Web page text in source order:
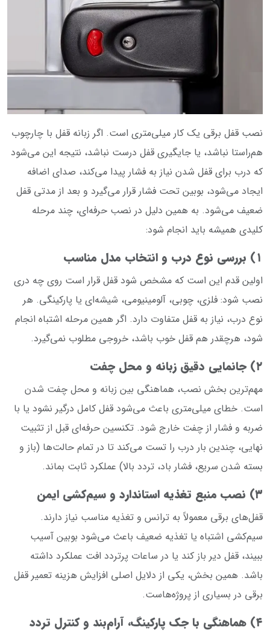
نصب قفل برقی یک کار میلی‌متری است. اگر زبانه قفل با چارچوب
هم‌راستا نباشد، یا جایگیری قفل درست نباشد، نتیجه این می‌شود
که درب برای قفل شدن نیاز به فشار پیدا می‌کند، صدای اضافه
ایجاد می‌شود، بوبین تحت فشار قرار می‌گیرد و بعد از مدتی قفل
ضعیف می‌شود. به همین دلیل در نصب حرفه‌ای، چند مرحله
کلیدی همیشه باید انجام شود:
۱) بررسی نوع درب و انتخاب مدل مناسب
اولین قدم این است که مشخص شود قفل قرار است روی چه دری
نصب شود: فلزی، چوبی، آلومینیومی، شیشه‌ای یا پارکینگی. هر
نوع درب، نیاز به قفل متفاوت دارد. اگر همین مرحله اشتباه انجام
شود، هرچقدر هم قفل خوب باشد، خروجی مطلوب نمی‌گیرد.
۲) جانمایی دقیق زبانه و محل چفت
مهم‌ترین بخش نصب، هماهنگی بین زبانه و محل چفت شدن
است. خطای میلی‌متری باعث می‌شود قفل کامل درگیر نشود یا با
ضربه و فشار از چفت خارج شود. تکنسین حرفه‌ای قبل از تثبیت
نهایی، چندین بار درب را تست می‌کند تا در تمام حالت‌ها (باز و
بسته شدن سریع، فشار باد، تردد بالا) عملکرد ثابت بماند.
۳) نصب منبع تغذیه استاندارد و سیم‌کشی ایمن
قفل‌های برقی معمولاً به ترانس و تغذیه مناسب نیاز دارند.
سیم‌کشی اشتباه یا تغذیه ضعیف باعث می‌شود بوبین آسیب
ببیند، قفل دیر باز کند یا در ساعات پرتردد افت عملکرد داشته
باشد. همین بخش، یکی از دلایل اصلی افزایش هزینه تعمیر قفل
برقی در بسیاری از پروژه‌هاست.
۴) هماهنگی با جک پارکینگ، آرام‌بند و کنترل تردد